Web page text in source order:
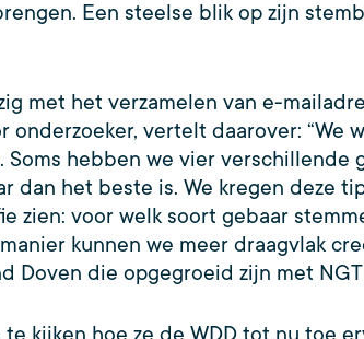
Een steelse blik op zijn
met het verzamelen van e-
onderzoeker, vertelt daarover:
hebben we vier verschillende
dan het beste is. We kregen deze
zien: voor welk soort gebaar
kunnen we meer draagvlak
Doven die opgegroeid zijn met